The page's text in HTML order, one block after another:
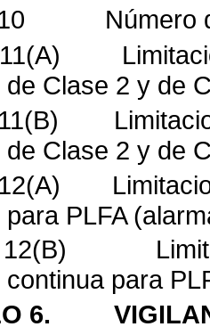
Número
de Clase 2 y de
de Clase 2 y de
para PLFA
continua para
6.